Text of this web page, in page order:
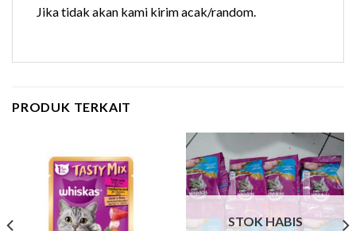
Jika tidak akan kami kirim acak/random.
PRODUK TERKAIT
STOK HABIS